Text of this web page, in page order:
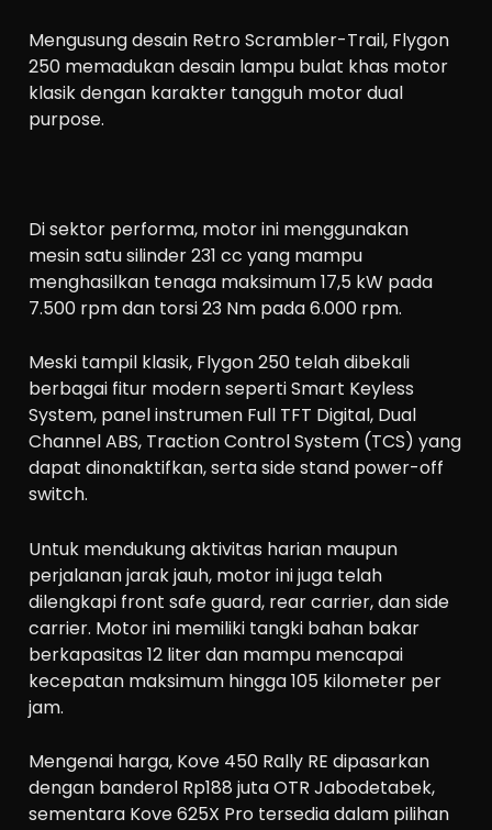
Mengusung desain Retro Scrambler-Trail, Flygon
250 memadukan desain lampu bulat khas motor
klasik dengan karakter tangguh motor dual
purpose.
Di sektor performa, motor ini menggunakan
mesin satu silinder 231 cc yang mampu
menghasilkan tenaga maksimum 17,5 kW pada
7.500 rpm dan torsi 23 Nm pada 6.000 rpm.
Meski tampil klasik, Flygon 250 telah dibekali
berbagai fitur modern seperti Smart Keyless
System, panel instrumen Full TFT Digital, Dual
Channel ABS, Traction Control System (TCS) yang
dapat dinonaktifkan, serta side stand power-off
switch.
Untuk mendukung aktivitas harian maupun
perjalanan jarak jauh, motor ini juga telah
dilengkapi front safe guard, rear carrier, dan side
carrier. Motor ini memiliki tangki bahan bakar
berkapasitas 12 liter dan mampu mencapai
kecepatan maksimum hingga 105 kilometer per
jam.
Mengenai harga, Kove 450 Rally RE dipasarkan
dengan banderol Rp188 juta OTR Jabodetabek,
sementara Kove 625X Pro tersedia dalam pilihan